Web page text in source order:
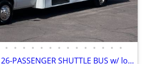
• • • • • • • • • • • • • •
2014 CHALLENGER 26-PASSENGER SHUTTLE BUS w/ low miles